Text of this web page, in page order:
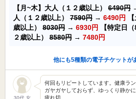
【月~木】大人（１２歳以上） 6490円
人（１２歳以上） 7590円 → 6490円
歳以上） 8030円 → 6930円
【特定日
２歳以上） 8580円 → 7480円
他にも5種類の電子チケットが
30代 女
何回もリピートしています。健康ラ
ガヤガヤしておらず、ゆっくり静か
疲れ切…